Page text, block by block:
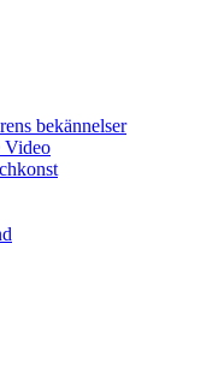
bekännelser
Video